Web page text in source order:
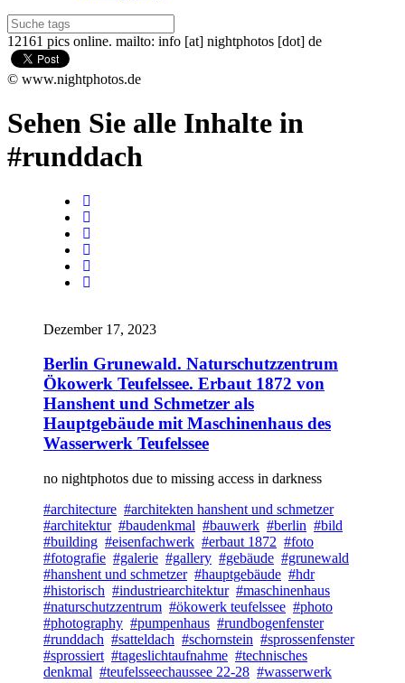
12161 pics online. mailto: info [at] nightphotos [dot] de
© www.nightphotos.de
Sehen Sie alle Inhalte in
#runddach
Dezember 17, 2023
Berlin Grunewald. Naturschutzzentrum
Ökowerk Teufelssee. Erbaut 1872 von
Hanshent und Schmetzer als
Hauptgebäude mit Maschinenhaus des
Wasserwerk Teufelssee
no nightphotos due to missing access in darkness
#architecture #architekten hanshent und schmetzer
#architektur #baudenkmal #bauwerk #berlin #bild
#building #eisenfachwerk #erbaut 1872 #foto
#fotografie #galerie #gallery #gebäude #grunewald
#hanshent und schmetzer #hauptgebäude #hdr
#historisch #industriearchitektur #maschinenhaus
#naturschutzzentrum #ökowerk teufelssee #photo
#photography #pumpenhaus #rundbogenfenster
#runddach #satteldach #schornstein #sprossenfenster
#sprossiert #tageslichtaufnahme #technisches
denkmal #teufelsseechaussee 22-28 #wasserwerk